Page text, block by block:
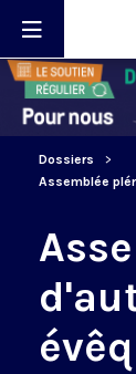
Dossiers
Assemblée